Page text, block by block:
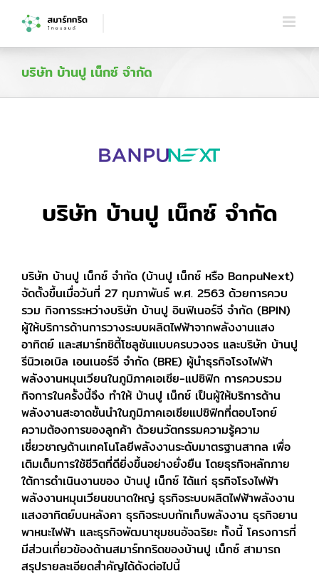
บริษัท บ้านปู เน็กซ์ จำกัด
บริษัท บ้านปู เน็กซ์ จำกัด
บริษัท บ้านปู เน็กซ์ จำกัด (บ้านปู เน็กซ์ หรือ BanpuNext)
จัดตั้งขึ้นเมื่อวันที่ 27 กุมภาพันธ์ พ.ศ. 2563 ด้วยการควบ
รวม กิจการระหว่างบริษัท บ้านปู อินฟิเนอร์จี จำกัด (BPIN)
ผู้ให้บริการด้านการวางระบบผลิตไฟฟ้าจากพลังงานแสง
อาทิตย์ และสมาร์ทซิตี้โซลูชันแบบครบวงจร และบริษัท บ้านปู
รีนิวเอเบิล เอนเนอร์จี จำกัด (BRE) ผู้นำธุรกิจโรงไฟฟ้า
พลังงานหมุนเวียนในภูมิภาคเอเชีย-แปซิฟิก การควบรวม
กิจการในครั้งนี้จึง ทำให้ บ้านปู เน็กซ์ เป็นผู้ให้บริการด้าน
พลังงานสะอาดชั้นนำในภูมิภาคเอเชียแปซิฟิกที่ตอบโจทย์
ความต้องการของลูกค้า ด้วยนวัตกรรมความรู้ความ
เชี่ยวชาญด้านเทคโนโลยีพลังงานระดับมาตรฐานสากล เพื่อ
เติมเต็มการใช้ชีวิตที่ดียิ่งขึ้นอย่างยั่งยืน โดยธุรกิจหลักภาย
ใต้การดำเนินงานของ บ้านปู เน็กซ์ ได้แก่ ธุรกิจโรงไฟฟ้า
พลังงานหมุนเวียนขนาดใหญ่ ธุรกิจระบบผลิตไฟฟ้าพลังงาน
แสงอาทิตย์บนหลังคา ธุรกิจระบบกักเก็บพลังงาน ธุรกิจยาน
พาหนะไฟฟ้า และธุรกิจพัฒนาชุมชนอัจฉริยะ ทั้งนี้ โครงการที่
มีส่วนเกี่ยวข้องด้านสมาร์ทกริดของบ้านปู เน็กซ์ สามารถ
สรุปรายละเอียดสำคัญได้ดังต่อไปนี้